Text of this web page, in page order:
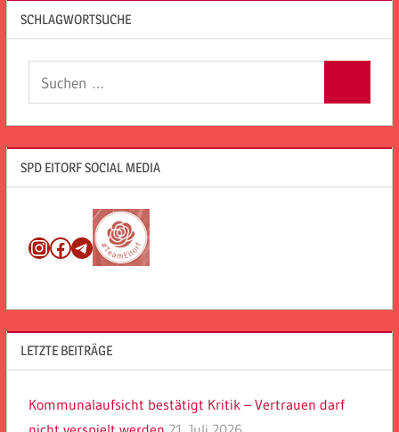
SCHLAGWORTSUCHE
SPD EITORF SOCIAL MEDIA
Instagram
Facebook
Telegram
LETZTE BEITRÄGE
Kommunalaufsicht bestätigt Kritik – Vertrauen darf